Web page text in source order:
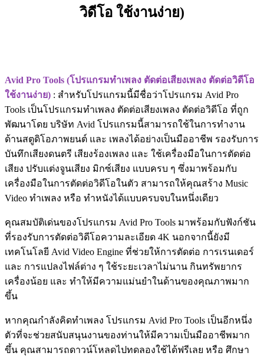
วิดีโอ ใช้งานง่าย)
Avid Pro Tools (โปรแกรมทำเพลง ตัดต่อเสียงเพลง ตัดต่อวิดีโอ
ใช้งานง่าย) : สำหรับโปรแกรมนี้มีชื่อว่าโปรแกรม Avid Pro
Tools เป็นโปรแกรมทำเพลง ตัดต่อเสียงเพลง ตัดต่อวิดีโอ ที่ถูก
พัฒนาโดย บริษัท Avid โปรแกรมนี้สามารถใช้ในการทำงาน
ด้านสตูดิโอภาพยนต์ และ เพลงได้อย่างเป็นมืออาชีพ รองรับการ
บันทึกเสียงดนตรี เสียงร้องเพลง และ ใช้เครื่องมือในการตัดต่อ
เสียง ปรับแต่งจูนเสียง มิกซ์เสียง แบบครบ ๆ ซึ่งมาพร้อมกับ
เครื่องมือในการตัดต่อวิดีโอในตัว สามารถให้คุณสร้าง Music
Video ทำเพลง หรือ ทำหนังได้แบบครบจบในหนึ่งเดียว
คุณสมบัติเด่นของโปรแกรม Avid Pro Tools มาพร้อมกับฟังก์ชัน
ที่รองรับการตัดต่อวิดีโอความละเอียด 4K นอกจากนี้ยังมี
เทคโนโลยี Avid Video Engine ที่ช่วยให้การตัดต่อ การเรนเดอร์
และ การแปลงไฟล์ต่าง ๆ ใช้ระยะเวลาไม่นาน กินทรัพยากร
เครื่องน้อย และ ทำให้มีความแม่นยำในด้านของคุณภาพมาก
ขึ้น
หากคุณกำลังคิดทำเพลง โปรแกรม Avid Pro Tools เป็นอีกหนึ่ง
ตัวที่จะช่วยสนับสนุนงานของท่านให้มีความเป็นมืออาชีพมาก
ขึ้น คุณสามารถดาวน์โหลดไปทดลองใช้ได้ฟรีเลย หรือ ศึกษา